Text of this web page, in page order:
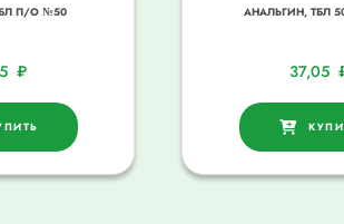
П/О №50
₽
АНАЛЬГИН, ТБЛ
37,05